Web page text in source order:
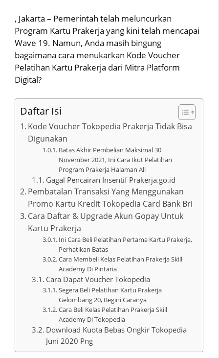
, Jakarta – Pemerintah telah meluncurkan
Program Kartu Prakerja yang kini telah mencapai
Wave 19. Namun, Anda masih bingung
bagaimana cara menukarkan Kode Voucher
Pelatihan Kartu Prakerja dari Mitra Platform
Digital?
Daftar Isi
Kode Voucher Tokopedia Prakerja Tidak Bisa
Digunakan
Batas Akhir Pembelian Maksimal 30
November 2021, Ini Cara Ikut Pelatihan
Program Prakerja Halaman All
Gagal Pencairan Insentif Prakerja.go.id
Pembatalan Transaksi Yang Menggunakan
Promo Kartu Kredit Tokopedia Card Bank Bri
Cara Daftar & Upgrade Akun Gopay Untuk
Kartu Prakerja
Ini Cara Beli Pelatihan Pertama Kartu Prakerja,
Perhatikan Batas
Cara Membeli Kelas Pelatihan Prakerja Skill
Academy Di Pintaria
Cara Dapat Voucher Tokopedia
Segera Beli Pelatihan Kartu Prakerja
Gelombang 20, Begini Caranya
Cara Beli Kelas Pelatihan Prakerja Skill
Academy Di Tokopedia
Download Kuota Bebas Ongkir Tokopedia
Juni 2020 Png